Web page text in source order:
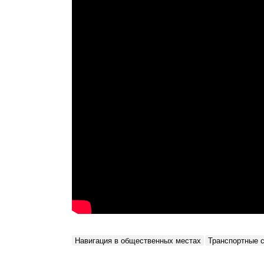
Навигация в общественных местах Транспортные